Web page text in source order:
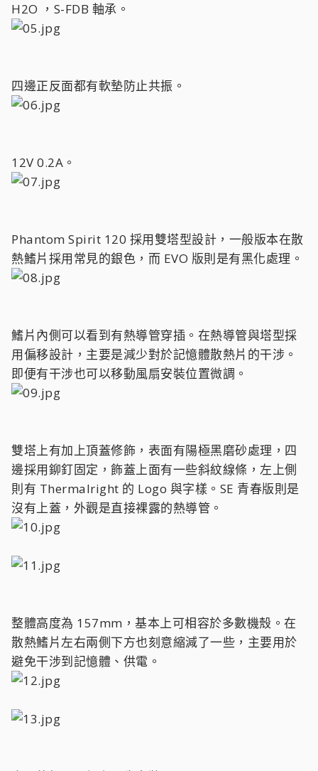
H2O ，S-FDB 軸承。
四邊正反面都有軟墊防止共振。
12V 0.2A。
Phantom Spirit 120 採用雙塔型設計，一般版本在散
熱鰭片採用常見的銀色，而 EVO 版則是有黑化處理。
鰭片內側可以看到有熱導管穿插。在熱導管與塔型採
用偏移設計，主要是減少對於記憶體散熱片的干涉。
即便有干涉也可以移動風扇安裝位置微調。
雙塔上有加上頂蓋修飾，表面有陽極黑磨砂處理，四
邊採用鉚釘固定，飾蓋上面有一些斜紋線條，左上側
則有 Thermalright 的 Logo 與字樣。SE 青春版則是
沒有上蓋，外觀是直接裸露的熱導管。
整體高度為 157mm，基本上可相容於多數機殼。在
散熱鰭片左右兩側下方也刻意縮減了一些，主要用於
避免干涉到記憶體、供電。